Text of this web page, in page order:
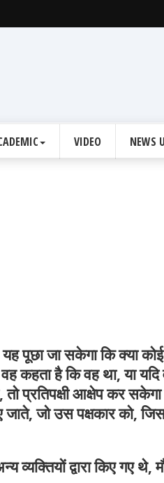
VIDEO NEWS
पूछा जा सकेगा कि क्या
कहता है कि वह था, या
प्रतिपक्षी आक्षेप कर
जो उस पक्षकार को,
व्यक्तियों द्वारा किए गए